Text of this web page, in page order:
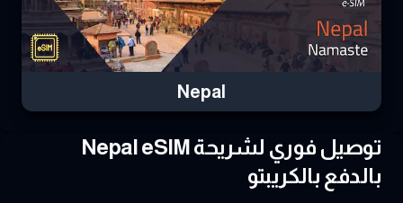
Nepal
توصيل فوري لشريحة Nepal eSIM
بالدفع بالكريبتو